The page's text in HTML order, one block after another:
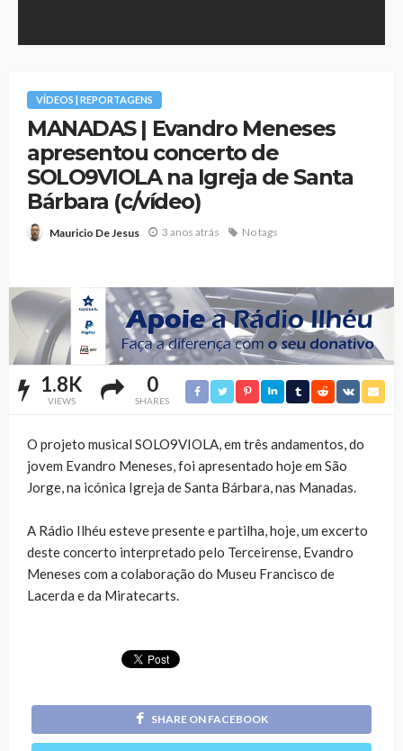
VÍDEOS | REPORTAGENS
MANADAS | Evandro Meneses
apresentou concerto de
SOLO9VIOLA na Igreja de Santa
Bárbara (c/vídeo)
Mauricio De Jesus 3 anos atrás No tags
1.8K
VIEWS
0
SHARES
O projeto musical SOLO9VIOLA, em três andamentos, do
jovem Evandro Meneses, foi apresentado hoje em São
Jorge, na icónica Igreja de Santa Bárbara, nas Manadas.
A Rádio Ilhéu esteve presente e partilha, hoje, um excerto
deste concerto interpretado pelo Terceirense, Evandro
Meneses com a colaboração do Museu Francisco de
Lacerda e da Miratecarts.
SHARE ON FACEBOOK